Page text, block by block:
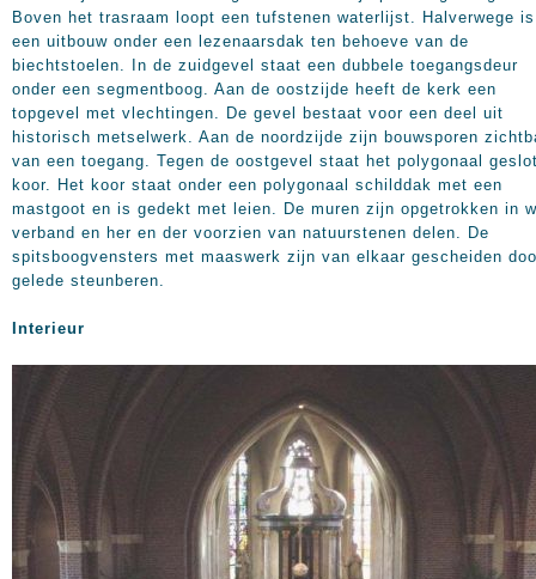
Boven het trasraam loopt een tufstenen waterlijst. Halverwege is
een uitbouw onder een lezenaarsdak ten behoeve van de
biechtstoelen. In de zuidgevel staat een dubbele toegangsdeur
onder een segmentboog. Aan de oostzijde heeft de kerk een
topgevel met vlechtingen. De gevel bestaat voor een deel uit
historisch metselwerk. Aan de noordzijde zijn bouwsporen
van een toegang. Tegen de oostgevel staat het polygonaal
koor. Het koor staat onder een polygonaal schilddak met een
mastgoot en is gedekt met leien. De muren zijn opgetrokken in
verband en her en der voorzien van natuurstenen delen. De
spitsboogvensters met maaswerk zijn van elkaar gescheiden
gelede steunberen.
Interieur